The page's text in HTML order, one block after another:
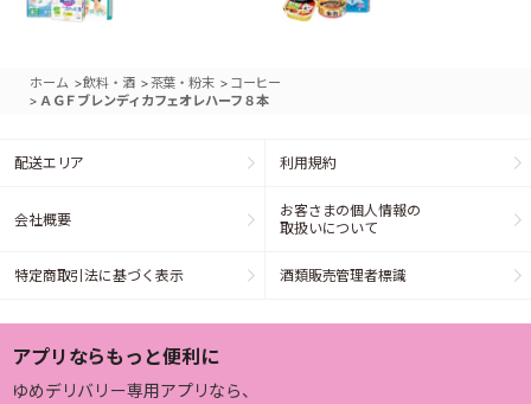
ホーム >飲料・酒 >茶葉・粉末 > コーヒー
> ＡＧＦブレンディカフェオレハーフ８本
配送エリア 利用規約
会社概要
お客さまの個人情報の
取扱いについて
特定商取引法に基づく表示 酒類販売管理者標識
アプリならもっと便利に
ゆめデリバリー専用アプリなら、